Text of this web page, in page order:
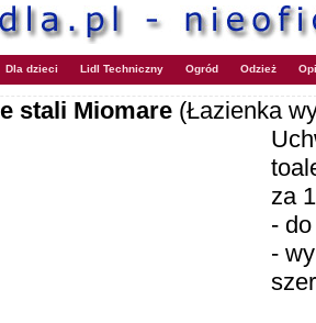
Dla dzieci Lidl Techniczny Ogród Odzież
stali Miomare (Łazienka
za
-
-